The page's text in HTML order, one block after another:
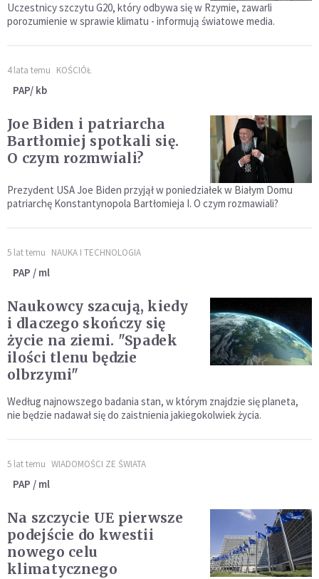
Uczestnicy szczytu G20, który odbywa się w Rzymie, zawarli
porozumienie w sprawie klimatu - informują światowe media.
4 lata temu KOŚCIÓŁ
PAP/ kb
Joe Biden i patriarcha
Bartłomiej spotkali się.
O czym rozmwiali?
Prezydent USA Joe Biden przyjął w poniedziałek w Białym Domu
patriarchę Konstantynopola Bartłomieja I. O czym rozmawiali?
5 lat temu NAUKA I TECHNOLOGIA
PAP / ml
Naukowcy szacują, kiedy
i dlaczego skończy się
życie na ziemi. "Spadek
ilości tlenu będzie
olbrzymi"
Według najnowszego badania stan, w którym znajdzie się planeta,
nie będzie nadawał się do zaistnienia jakiegokolwiek życia.
5 lat temu WIADOMOŚCI ZE ŚWIATA
PAP / ml
Na szczycie UE pierwsze
podejście do kwestii
nowego celu
klimatycznego